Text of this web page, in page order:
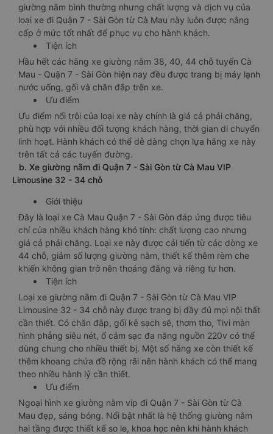
giường nằm bình thường nhưng chất lượng và dịch vụ của
loại xe đi Quận 7 - Sài Gòn từ Cà Mau này luôn được nâng
cấp ở mức tốt nhất để phục vụ cho hành khách.
Tiện ích
Hầu hết các hãng xe giường nằm 38, 40, 44 chỗ tuyến Cà
Mau - Quận 7 - Sài Gòn hiện nay đều được trang bị máy lạnh
nước uống, gối và chăn đắp trên xe.
Ưu điểm
Ưu điểm nổi trội của loại xe này chính là giá cả phải chăng,
phù hợp với nhiều đối tượng khách hàng, thời gian di chuyển
linh hoạt. Hành khách có thể dễ dàng chọn lựa hãng xe này
trên tất cả các tuyến đường.
b. Xe giường nằm đi Quận 7 - Sài Gòn từ Cà Mau VIP
Limousine 32 - 34 chỗ
Giới thiệu
Đây là loại xe Cà Mau Quận 7 - Sài Gòn đáp ứng được tiêu
chí của nhiều khách hàng khó tính: chất lượng cao nhưng
giá cả phải chăng. Loại xe này được cải tiến từ các dòng xe
44 chỗ, giảm số lượng giường nằm, thiết kế thêm rèm che
khiến không gian trở nên thoáng đãng và riêng tư hơn.
Tiện ích
Loại xe giường nằm đi Quận 7 - Sài Gòn từ Cà Mau VIP
Limousine 32 - 34 chỗ này được trang bị đầy đủ mọi nội thất
cần thiết. Có chăn đắp, gối kê sạch sẽ, thơm tho, Tivi màn
hình phẳng siêu nét, ổ cắm sạc đa năng nguồn 220v có thể
dùng chung cho nhiều thiết bị. Một số hãng xe còn thiết kế
thêm khoang chứa đồ rộng rãi nên hành khách có thể mang
theo nhiều hành lý cần thiết.
Ưu điểm
Ngoại hình xe giường nằm vip đi Quận 7 - Sài Gòn từ Cà
Mau đẹp, sáng bóng. Nổi bật nhất là hệ thống giường nằm
hai tầng được thiết kế so le, khoa học nên khi hành khách